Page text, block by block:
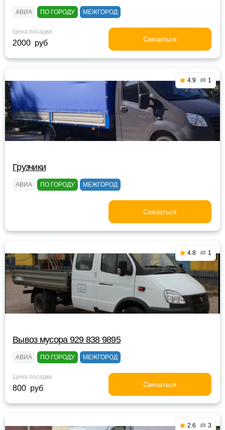
АВИА ПО ГОРОДУ МЕЖГОРОД
Цена посадки
2000 руб Связаться
4.9 1
Грузчики
АВИА ПО ГОРОДУ МЕЖГОРОД
Связаться
4.8 1
Вывоз мусора 929 838 9895
АВИА ПО ГОРОДУ МЕЖГОРОД
Цена посадки
800 руб Связаться
2.6 3